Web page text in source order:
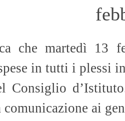
che martedì 13
in tutti i plessi
Consiglio
comunicazione ai